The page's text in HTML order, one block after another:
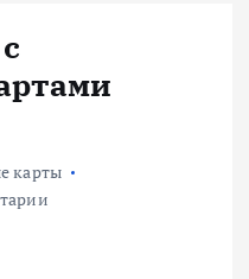
карты